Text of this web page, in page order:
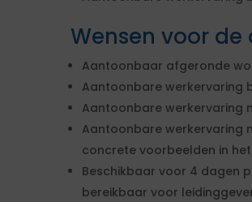
Wensen voor
Aantoonbaar afgeronde
Aantoonbare werkervaring
Aantoonbare werkervaring
Aantoonbare werkervaring
concrete voorbeelden in het
Beschikbaar voor 4 dagen
bereikbaar voor